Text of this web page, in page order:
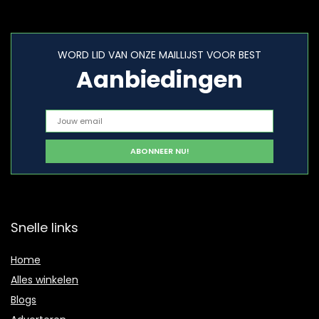
WORD LID VAN ONZE MAILLIJST VOOR BEST
Aanbiedingen
Snelle links
Home
Alles winkelen
Blogs